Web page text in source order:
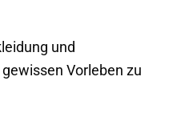
und
Vorleben zu